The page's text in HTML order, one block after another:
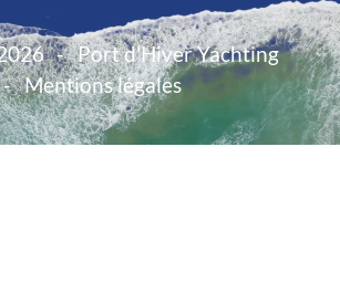
Port d'Hiver Yachting
Mentions légales